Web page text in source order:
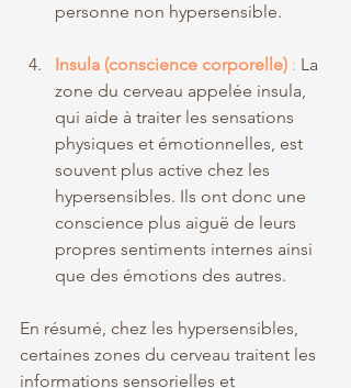
personne non hypersensible.
Insula (conscience corporelle) : La
zone du cerveau appelée insula,
qui aide à traiter les sensations
physiques et émotionnelles, est
souvent plus active chez les
hypersensibles. Ils ont donc une
conscience plus aiguë de leurs
propres sentiments internes ainsi
que des émotions des autres.
En résumé, chez les hypersensibles,
certaines zones du cerveau traitent les
informations sensorielles et